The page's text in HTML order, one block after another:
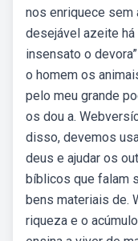
nos enriquece sem
desejável azeite há
insensato o
o homem os
pelo meu grande
os dou a.
disso, devemos
deus e ajudar os
bíblicos que falam
bens materiais de.
riqueza e o